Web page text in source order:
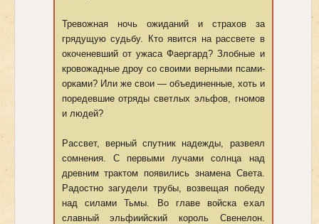
Тревожная ночь ожиданий и страхов за
грядущую судьбу. Кто явится на рассвете в
окоченевший от ужаса Фаергард? Злобные и
кровожадные дроу со своими верными псами-
орками? Или же свои — объединенные, хоть и
поредевшие отряды светлых эльфов, гномов
и людей?
Рассвет, верный спутник надежды, развеял
сомнения. С первыми лучами солнца над
древним трактом появились знамена Света.
Радостно загудели трубы, возвещая победу
над силами Тьмы. Во главе войска ехал
славный эльфиийский король Свенелон.